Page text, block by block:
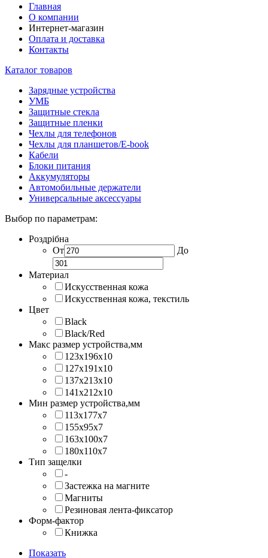
Главная
О компании
Интернет-магазин
Оплата и доставка
Контакты
Каталог товаров
Зарядные устройства
УМБ
Защитные стекла
Защитные пленки
Чехлы для телефонов
Чехлы для планшетов/E-book
Кабели
Блоки питания
Аккумуляторы
Автомобильные держатели
Универсальные аксессуары
Выбор по параметрам:
Роздрібна
От
До
Материал
Искусственная кожа
Искусственная кожа, текстиль
Цвет
Black
Black/Red
Макс размер устройства,мм
123х196х10
127х191х10
137х213х10
141х212х10
Мин размер устройства,мм
113x177x7
155x95x7
163x100x7
180x110x7
Тип защелки
-
Застежка на магните
Магниты
Резиновая лента-фиксатор
Форм-фактор
Книжка
Показать